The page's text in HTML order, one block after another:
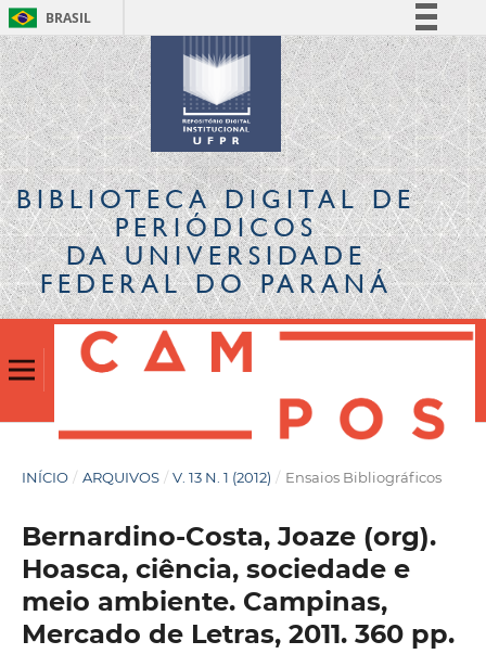
BRASIL
Simplifique!
Comunica BR
Participe
Acesso à informação
Legislação
Canais
BIBLIOTECA DIGITALDE
PERIÓDICOS
DA UNIVERSIDADE
FEDERAL DO PARANÁ
INÍCIO / ARQUIVOS / V. 13 N. 1 (2012) / Ensaios Bibliográficos
Bernardino-Costa, Joaze (org).
Hoasca, ciência, sociedade e
meio ambiente. Campinas,
Mercado de Letras, 2011. 360 pp.